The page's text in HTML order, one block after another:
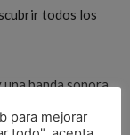
todos los
una banda sonora
original que
para mejorar